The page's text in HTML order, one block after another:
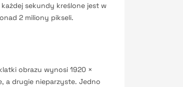
sekundy kreślone jest w
2 miliony pikseli.
obrazu wynosi 1920 ×
a drugie nieparzyste. Jedno